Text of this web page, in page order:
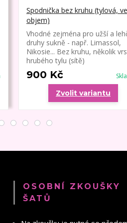
Spodnička bez kruhu (tylová,
objem)
Vhodné zejména pro užší a
druhy sukně - např. Limassol,
Nikosie... Bez kruhu, několik
hrubého tylu (sítě)
900 Kč
Zvolit variantu
OSOBNÍ ZKOUŠKY
ŠATŮ